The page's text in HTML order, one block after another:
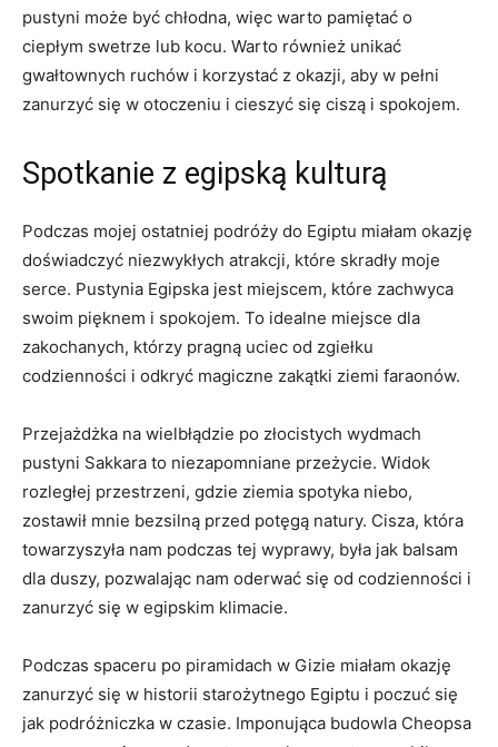
pustyni może być⁣ chłodna, więc warto pamiętać o
ciepłym swetrze lub kocu. ​Warto również unikać
gwałtownych ruchów‍ i korzystać z okazji, aby w pełni
zanurzyć się w otoczeniu i cieszyć się ciszą i spokojem.
Spotkanie⁣ z egipską kulturą
Podczas mojej ostatniej podróży do Egiptu miałam okazję
doświadczyć​ niezwykłych atrakcji, które skradły moje
serce. Pustynia Egipska jest miejscem, które ⁢zachwyca
swoim pięknem i spokojem. To idealne miejsce ‌dla
zakochanych, którzy pragną uciec od ​zgiełku
codzienności i odkryć magiczne zakątki ziemi faraonów.
Przejażdżka⁣ na ​wielbłądzie po złocistych ⁣wydmach
pustyni Sakkara to ⁤niezapomniane przeżycie. Widok
rozległej przestrzeni, gdzie ‌ziemia spotyka ⁣niebo,‍
zostawił mnie bezsilną przed potęgą natury. ⁣Cisza, która
towarzyszyła nam podczas tej wyprawy, była jak balsam
dla duszy, pozwalając nam oderwać się od codzienności i
zanurzyć⁤ się w egipskim klimacie.
Podczas spaceru po piramidach ⁢w ⁢Gizie miałam okazję
zanurzyć się w historii starożytnego Egiptu‍ i ‌poczuć ⁣się⁤
jak podróżniczka​ w czasie. Imponująca budowla Cheopsa